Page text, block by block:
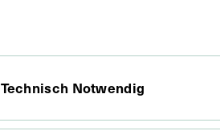
22.02.1917
Technisch Notwendig